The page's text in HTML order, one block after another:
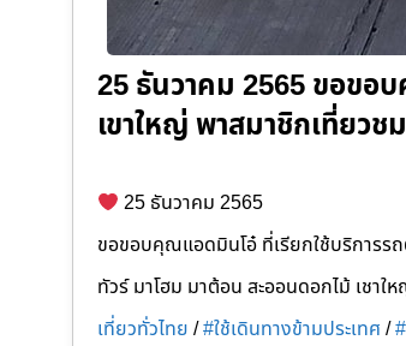
25 ธันวาคม 2565 ขอขอ
เขาใหญ่ พาสมาชิกเที่ยว
25 ธันวาคม 2565
ขอขอบคุณแอดมินโอ๋ ที่เรียกใช้บริการร
ทัวร์ มาโฮม มาต้อน สะออนดอกไม้ เชาใ
เที่ยวทั่วไทย /#ใช้เดินทางข้ามประเทศ /